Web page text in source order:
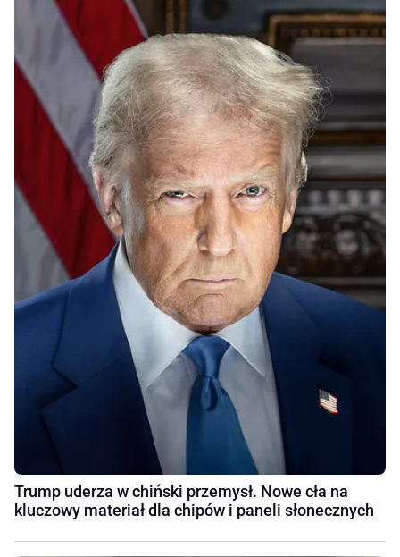
Trump uderza w chiński przemysł. Nowe cła na
kluczowy materiał dla chipów i paneli słonecznych